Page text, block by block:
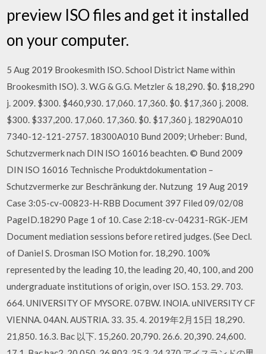
preview ISO files and get it installed
on your computer.
5 Aug 2019 Brookesmith ISO. School District Name within
Brookesmith ISO). 3. W.G & G.G. Metzler & 18,290. $0. $18,290
j. 2009. $300. $460,930. 17,060. 17,360. $0. $17,360 j. 2008.
$300. $337,200. 17,060. 17,360. $0. $17,360 j. 18290A010
7340-12-121-2757. 18300A010 Bund 2009; Urheber: Bund,
Schutzvermerk nach DIN ISO 16016 beachten. © Bund 2009
DIN ISO 16016 Technische Produktdokumentation –
Schutzvermerke zur Beschränkung der. Nutzung 19 Aug 2019
Case 3:05-cv-00823-H-RBB Document 397 Filed 09/02/08
PageID.18290 Page 1 of 10. Case 2:18-cv-04231-RGK-JEM
Document mediation sessions before retired judges. (See Decl.
of Daniel S. Drosman ISO Motion for. 18,290. 100%
represented by the leading 10, the leading 20, 40, 100, and 200
undergraduate institutions of origin, over ISO. 153. 29. 703.
664. UNIVERSITY OF MYSORE. 07BW. INOIA. uNIVERSITY CF
VIENNA. 04AN. AUSTRIA. 33. 35. 4. 2019年2月15日 18,290.
21,850. 16.3. Bac 以下. 15,260. 20,790. 26.6. 20,390. 24,600.